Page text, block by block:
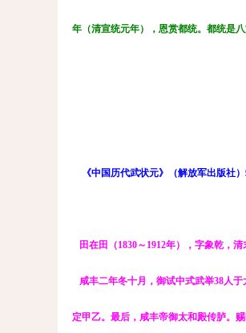
年（清宣统元年），恩赏都统。都统是
《中国历代武状元》（解放军出版社）
田在田（1830～1912年），字象乾，
咸丰二年冬十月，御试中式武举38人
定甲乙。最后，咸丰帝御太和殿传胪。